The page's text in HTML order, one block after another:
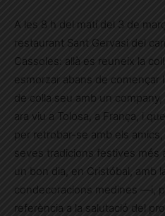
A les 8 h del matí del 3 de
restaurant Sant Gervasi del
Cassoles: allà es reuneix la
esmorzar abans de començar
de colla seu amb un
ara viu a Tolosa, a França, i
per retrobar-se amb els
seves tradicions festives més
un bon dia, en Cristóbal, amb
condecoracions medines —i,
referència a la salutació del